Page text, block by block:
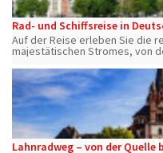
Rad- und Schiffsreise in
Auf der Reise erleben Sie die
majestätischen Stromes, von
Lahnradweg – von der Quelle